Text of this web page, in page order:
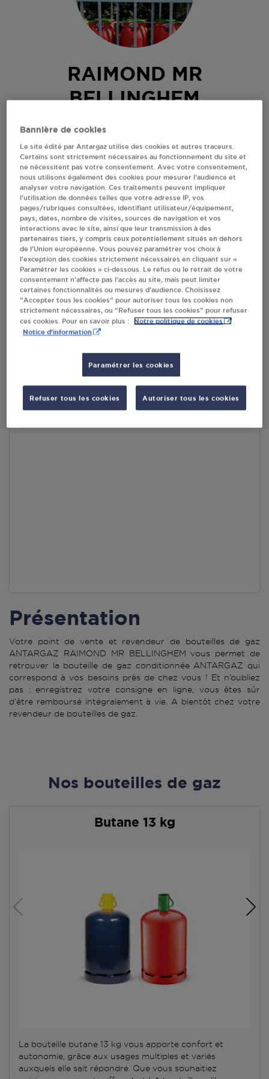
RAIMOND MR
BELLINGHEM
12 RUE DES VERINETTES
Revendeur de bouteilles de gaz
S'Y RENDRE
AFFICHER LE TÉLÉPHONE
RECEVOIR LES COORDONNÉES DU REVENDEUR
En cliquant sur « S’y rendre », j’autorise le traitement
d’informations (dont mon adresse IP) et leur transfert hors UE
par Google Maps afin d’afficher la carte.
En savoir plus
Accès
Présentation
Votre point de vente et revendeur de bouteilles de gaz
ANTARGAZ RAIMOND MR BELLINGHEM vous permet de
retrouver la bouteille de gaz conditionnée ANTARGAZ qui
correspond à vos besoins près de chez vous ! Et n’oubliez
pas : enregistrez votre consigne en ligne, vous êtes sûr
d’être remboursé intégralement à vie. A bientôt chez votre
revendeur de bouteilles de gaz.
Nos bouteilles de gaz
Butane 13 kg
La bouteille butane 13 kg vous apporte confort et
autonomie, grâce aux usages multiples et variés
auxquels elle sait répondre. Que vous souhaitiez
Bannière de cookies
Le site édité par Antargaz utilise des cookies et autres traceurs.
Certains sont strictement nécessaires au fonctionnement du site et
ne nécessitent pas votre consentement. Avec votre consentement,
nous utilisons également des cookies pour mesurer l’audience et
analyser votre navigation. Ces traitements peuvent impliquer
l’utilisation de données telles que votre adresse IP, vos
pages/rubriques consultées, identifiant utilisateur/équipement,
pays, dates, nombre de visites, sources de navigation et vos
interactions avec le site, ainsi que leur transmission à des
partenaires tiers, y compris ceux potentiellement situés en dehors
de l’Union européenne. Vous pouvez paramétrer vos choix à
l’exception des cookies strictement nécessaires en cliquant sur «
Paramétrer les cookies » ci-dessous. Le refus ou le retrait de votre
consentement n’affecte pas l’accès au site, mais peut limiter
certaines fonctionnalités ou mesures d’audience. Choisissez
“Accepter tous les cookies” pour autoriser tous les cookies non
strictement nécessaires, ou “Refuser tous les cookies” pour refuser
ces cookies. Pour en savoir plus :
Notre politique de cookies
Notice d'information
Paramétrer les cookies
Refuser tous les cookies Autoriser tous les cookies